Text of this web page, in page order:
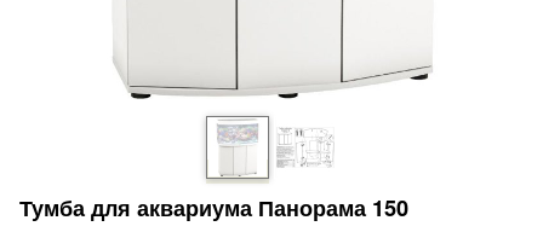
Тумба для аквариума Панорама 150